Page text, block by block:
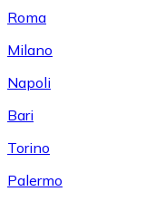
Roma
Milano
Napoli
Bari
Torino
Palermo